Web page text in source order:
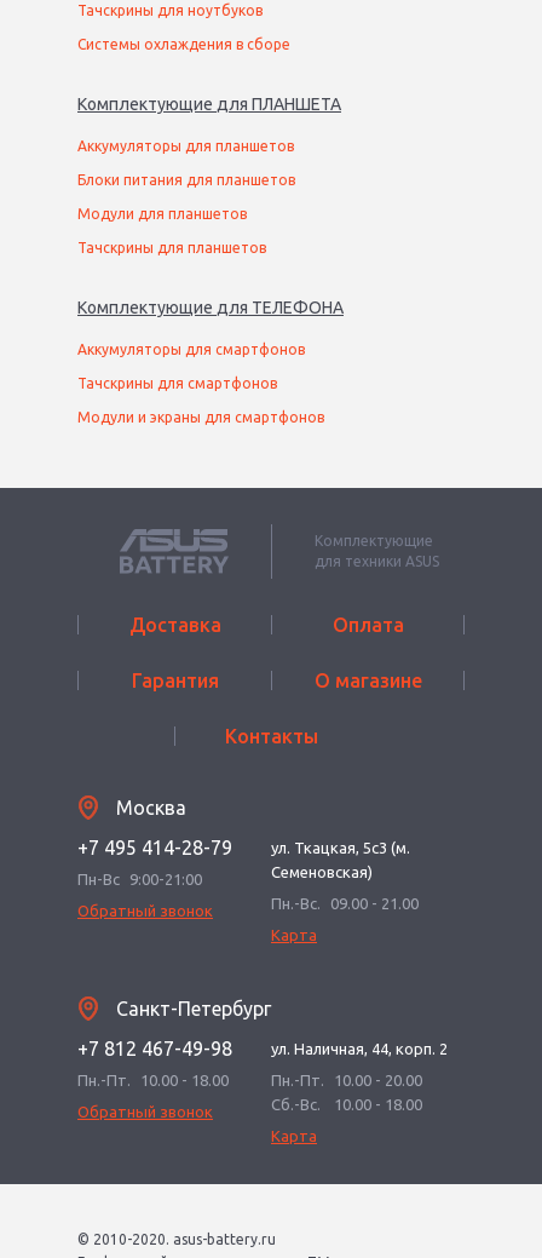
Тачскрины для ноутбуков
Системы охлаждения в сборе
Комплектующие для ПЛАНШЕТА
Аккумуляторы для планшетов
Блоки питания для планшетов
Модули для планшетов
Тачскрины для планшетов
Комплектующие для ТЕЛЕФОНА
Аккумуляторы для смартфонов
Тачскрины для смартфонов
Модули и экраны для смартфонов
Комплектующие
для техники ASUS
Доставка Оплата
Гарантия О магазине
Контакты
Москва
+7 495 414-28-79
Пн-Вс
9:00-21:00
Обратный звонок
ул. Ткацкая, 5с3 (м.
Семеновская)
Пн.-Вс.
09.00 - 21.00
Карта
Санкт-Петербург
+7 812 467-49-98
Пн.-Пт.
10.00 - 18.00
Обратный звонок
ул. Наличная, 44, корп. 2
Пн.-Пт.
10.00 - 20.00
Сб.-Вс.
10.00 - 18.00
Карта
© 2010-2020. asus-battery.ru